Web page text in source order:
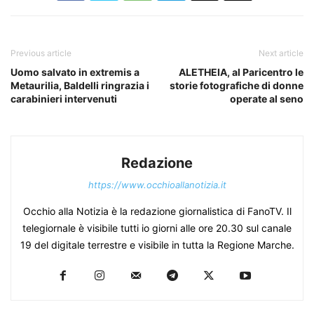
Previous article
Uomo salvato in extremis a
Metaurilia, Baldelli ringrazia i
carabinieri intervenuti
Next article
ALETHEIA, al Paricentro le
storie fotografiche di donne
operate al seno
Redazione
https://www.occhioallanotizia.it
Occhio alla Notizia è la redazione giornalistica di FanoTV. Il
telegiornale è visibile tutti io giorni alle ore 20.30 sul canale
19 del digitale terrestre e visibile in tutta la Regione Marche.